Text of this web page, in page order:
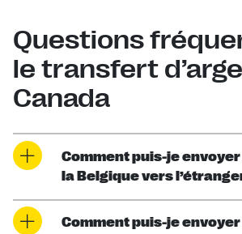
Questions
le transfert
Canada
Comment puis-je envoyer
la Belgique vers
Comment puis-je envoyer